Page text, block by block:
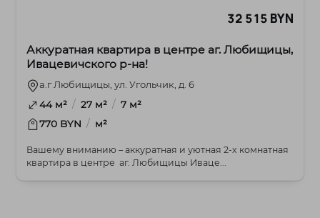
32 515 BYN
Аккуратная квартира в центре аг. Любищицы,
Ивацевичского р-на!
а.г Любищицы, ул. Угольчик, д. 6
44 м² / 27 м² / 7 м²
770 BYN / м²
Вашему вниманию – аккуратная и уютная 2-х комнатная
квартира в центре аг. Любищицы Иваце...